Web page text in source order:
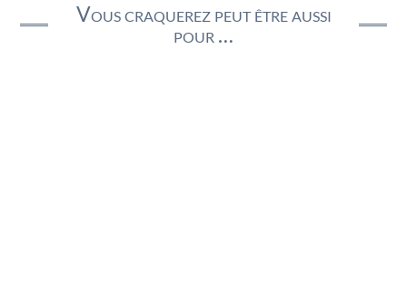
Vous craquerez peut être aussi
pour …